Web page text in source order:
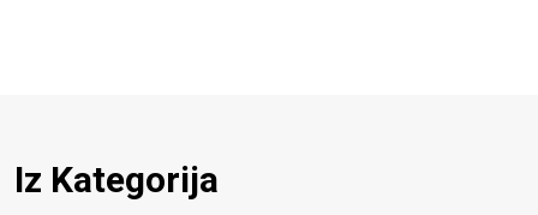
Iz Kategorija